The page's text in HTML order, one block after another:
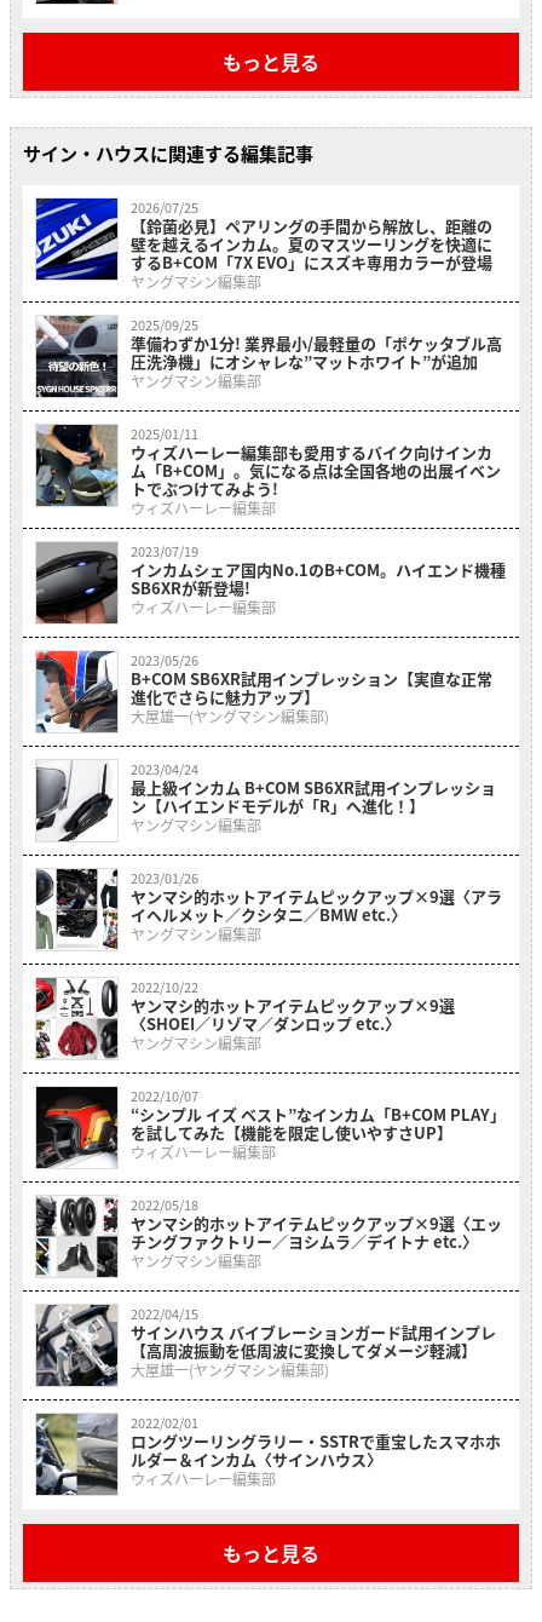
もっと見る
サイン・ハウスに関連する編集記事
2026/07/25
【鈴菌必見】ペアリングの手間から解放し、距離の
壁を越えるインカム。夏のマスツーリングを快適に
するB+COM「7X EVO」にスズキ専用カラーが登場
ヤングマシン編集部
2025/09/25
準備わずか1分! 業界最小/最軽量の「ポケッタブル高
圧洗浄機」にオシャレな”マットホワイト”が追加
ヤングマシン編集部
2025/01/11
ウィズハーレー編集部も愛用するバイク向けインカ
ム「B+COM」。気になる点は全国各地の出展イベン
トでぶつけてみよう!
ウィズハーレー編集部
2023/07/19
インカムシェア国内No.1のB+COM。ハイエンド機種
SB6XRが新登場!
ウィズハーレー編集部
2023/05/26
B+COM SB6XR試用インプレッション【実直な正常
進化でさらに魅力アップ】
大屋雄一(ヤングマシン編集部)
2023/04/24
最上級インカム B+COM SB6XR試用インプレッショ
ン【ハイエンドモデルが「R」へ進化！】
ヤングマシン編集部
2023/01/26
ヤンマシ的ホットアイテムピックアップ×9選〈アラ
イヘルメット／クシタニ／BMW etc.〉
ヤングマシン編集部
2022/10/22
ヤンマシ的ホットアイテムピックアップ×9選
〈SHOEI／リゾマ／ダンロップ etc.〉
ヤングマシン編集部
2022/10/07
“シンプル イズ ベスト”なインカム「B+COM PLAY」
を試してみた【機能を限定し使いやすさUP】
ウィズハーレー編集部
2022/05/18
ヤンマシ的ホットアイテムピックアップ×9選〈エッ
チングファクトリー／ヨシムラ／デイトナ etc.〉
ヤングマシン編集部
2022/04/15
サインハウス バイブレーションガード試用インプレ
【高周波振動を低周波に変換してダメージ軽減】
大屋雄一(ヤングマシン編集部)
2022/02/01
ロングツーリングラリー・SSTRで重宝したスマホホ
ルダー＆インカム〈サインハウス〉
ウィズハーレー編集部
もっと見る